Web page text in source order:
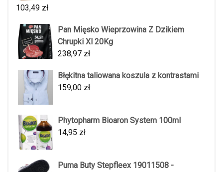
103,49 zł
Pan Mięsko Wieprzowina Z Dzikiem
Chrupki Xl 20Kg
238,97 zł
Błękitna taliowana koszula z kontrastami
159,00 zł
Phytopharm Bioaron System 100ml
14,95 zł
Puma Buty Stepfleex 19011508 -